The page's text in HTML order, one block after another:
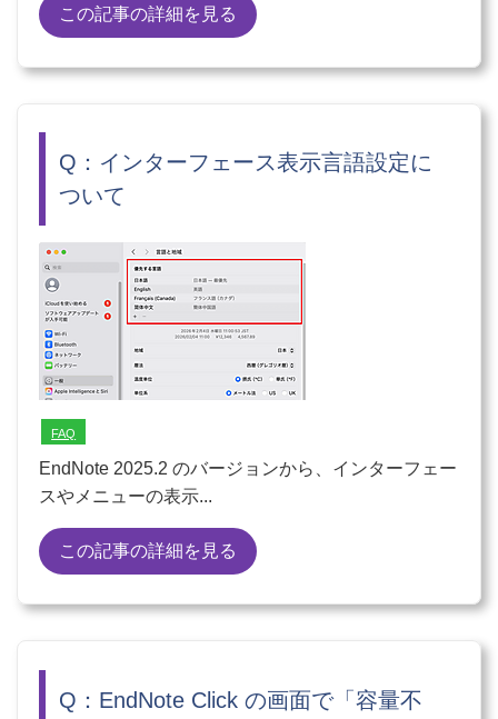
この記事の詳細を見る
Q：インターフェース表示言語設定に
ついて
FAQ
EndNote 2025.2 のバージョンから、インターフェー
スやメニューの表示...
この記事の詳細を見る
Q：EndNote Click の画面で「容量不